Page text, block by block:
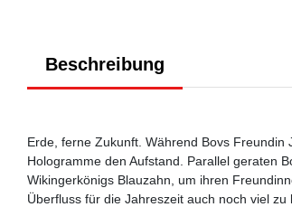
Beschreibung
Erde, ferne Zukunft. Während Bovs
Hologramme den Aufstand. Parallel geraten
Wikingerkönigs Blauzahn, um ihren
Überfluss für die Jahreszeit auch noch viel zu